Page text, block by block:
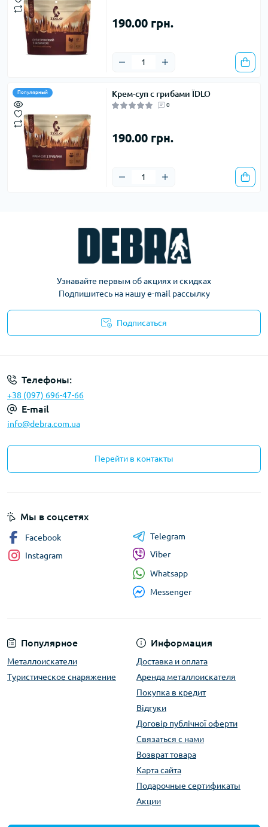
190.00 грн.
Популярный Крем-суп с грибами ЇDLO
0
190.00 грн.
Узнавайте первым об акциях и скидках
Подпишитесь на нашу e-mail рассылку
Подписаться
Телефоны:
+38 (097) 696-47-66
E-mail
info@debra.com.ua
Перейти в контакты
Популярное
Металлоискатели
Туристическое снаряжение
Информация
Доставка и оплата
Аренда металлоискателя
Покупка в кредит
Відгуки
Договір публічної оферти
Связаться с нами
Возврат товара
Карта сайта
Подарочные сертификаты
Акции
Мы в соцсетях
Facebook
Instagram
Telegram
Viber
Whatsapp
Messenger